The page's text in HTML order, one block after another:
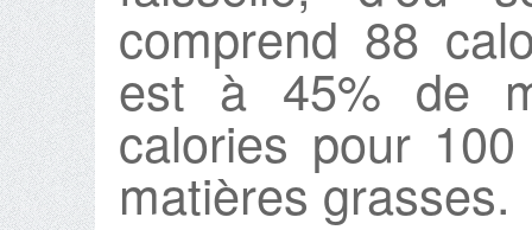
comprend 88
est à 45% de
calories pour
matières grasses.